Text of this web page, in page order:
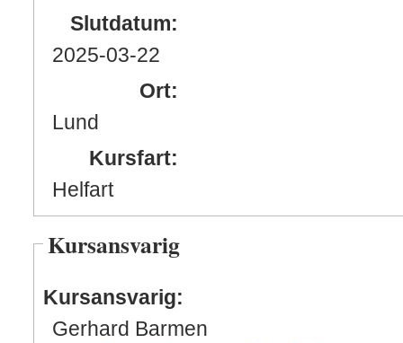
Slutdatum:
2025-03-22
Ort:
Lund
Kursfart:
Helfart
Kursansvarig
Kursansvarig:
Gerhard Barmen